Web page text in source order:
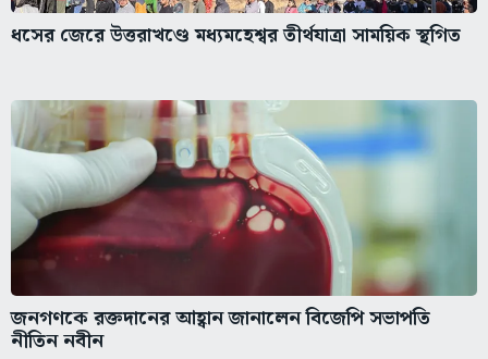
ধসের জেরে উত্তরাখণ্ডে মধ্যমহেশ্বর তীর্থযাত্রা সাময়িক স্থগিত
জনগণকে রক্তদানের আহ্বান জানালেন বিজেপি সভাপতি
নীতিন নবীন